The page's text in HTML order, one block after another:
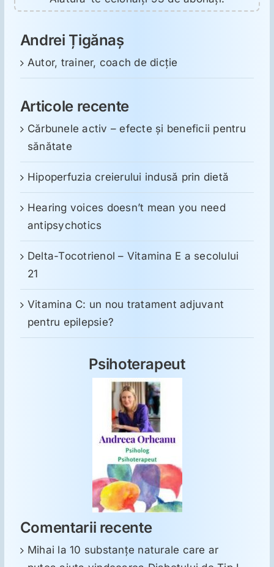
Andrei Țigănaș
Autor, trainer, coach de dicție
Articole recente
Cărbunele activ – efecte și beneficii pentru
sănătate
Hipoperfuzia creierului indusă prin dietă
Hearing voices doesn’t mean you need
antipsychotics
Delta-Tocotrienol – Vitamina E a secolului
21
Vitamina C: un nou tratament adjuvant
pentru epilepsie?
Psihoterapeut
Comentarii recente
Mihai la10 substanţe naturale care ar